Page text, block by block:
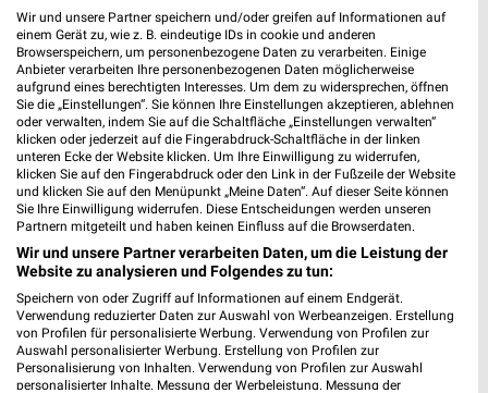
553,91 km
C&A Memmingen
Schrannenplatz 6-8
87700 Memmingen
Heute 09:00 - 19:00 Uhr | Geöffnet
553,93 km
Takko Fashion Ottobeuren
Johannes-Gutenberg-Straße 3a
87724 Ottobeuren
Heute 09:00 - 19:00 Uhr | Geöffnet
Wir und unsere Partner speichern und/oder greifen auf Informationen auf
einem Gerät zu, wie z. B. eindeutige IDs in cookie und anderen
Browserspeichern, um personenbezogene Daten zu verarbeiten. Einige
Anbieter verarbeiten Ihre personenbezogenen Daten möglicherweise
aufgrund eines berechtigten Interesses. Um dem zu widersprechen, öffnen
Sie die „Einstellungen“. Sie können Ihre Einstellungen akzeptieren, ablehnen
oder verwalten, indem Sie auf die Schaltfläche „Einstellungen verwalten“
klicken oder jederzeit auf die Fingerabdruck-Schaltfläche in der linken
unteren Ecke der Website klicken. Um Ihre Einwilligung zu widerrufen,
klicken Sie auf den Fingerabdruck oder den Link in der Fußzeile der Website
und klicken Sie auf den Menüpunkt „Meine Daten“. Auf dieser Seite können
Sie Ihre Einwilligung widerrufen. Diese Entscheidungen werden unseren
Partnern mitgeteilt und haben keinen Einfluss auf die Browserdaten.
Wir und unsere Partner verarbeiten Daten, um die Leistung der
Website zu analysieren und Folgendes zu tun:
Speichern von oder Zugriff auf Informationen auf einem Endgerät.
Verwendung reduzierter Daten zur Auswahl von Werbeanzeigen. Erstellung
von Profilen für personalisierte Werbung. Verwendung von Profilen zur
Auswahl personalisierter Werbung. Erstellung von Profilen zur
Personalisierung von Inhalten. Verwendung von Profilen zur Auswahl
personalisierter Inhalte. Messung der Werbeleistung. Messung der